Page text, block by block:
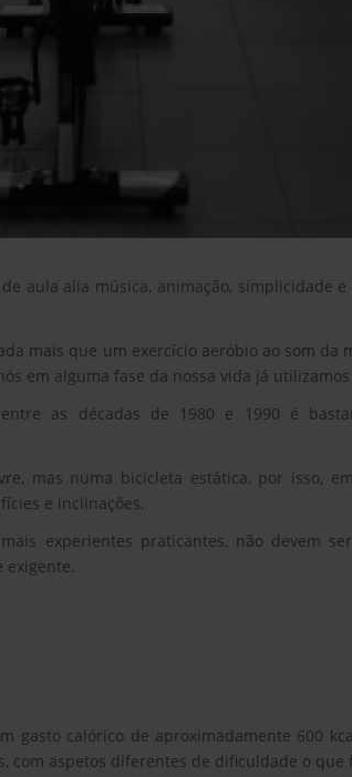
aula alia música, animação, simplicidade
mais que um exercício aeróbio ao som da
em alguma fase da nossa vida já
as décadas de 1980 e 1990 é
mas numa bicicleta estática, por isso,
e inclinações.
experientes praticantes, não devem
exigente.
gasto calórico de aproximadamente 600
aspetos diferentes de dificuldade o que